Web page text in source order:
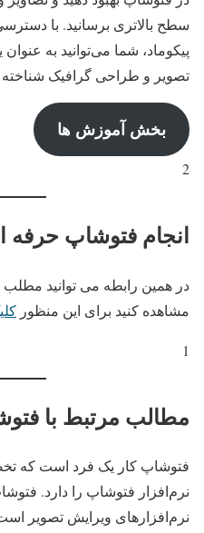
سطح بالاتری برسانید. با
پیکوماد، شما می‌توانید به
تصویر و طراحی گرافیک
بخش آموزش ها
2
انجام فتوشاپ حرفه
در همین رابطه می توانید مطلب
مشاهده کنید برای این منظور
1
مطالب مرتبط با
فتوشاپ کار یک فرد است که
نرم‌افزار فتوشاپ را دارد.